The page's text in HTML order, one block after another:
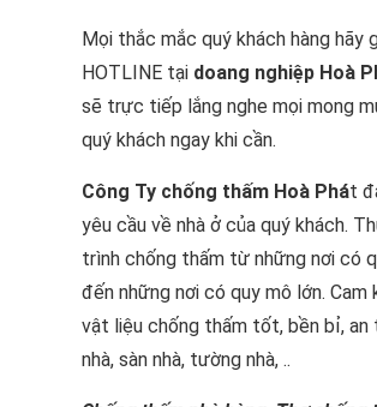
Mọi thắc mắc quý khách hàng hãy
HOTLINE tại doang nghiệp Hoà
sẽ trực tiếp lắng nghe mọi mong
quý khách ngay khi cần.
Công Ty chống thấm Hoà Phát
yêu cầu về nhà ở của quý khách.
trình chống thấm từ những nơi có
đến những nơi có quy mô lớn.
vật liệu chống thấm tốt, bền bỉ, an
nhà, sàn nhà, tường nhà, ..